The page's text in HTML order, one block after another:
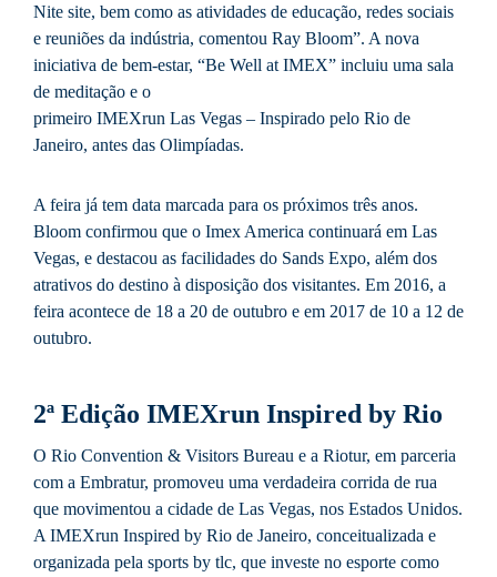
Nite site, bem como as atividades de educação, redes sociais
e reuniões da indústria, comentou Ray Bloom”. A nova
iniciativa de bem-estar, “Be Well at IMEX” incluiu uma sala
de meditação e o
primeiro IMEXrun Las Vegas – Inspirado pelo Rio de
Janeiro, antes das Olimpíadas.
A feira já tem data marcada para os próximos três anos.
Bloom confirmou que o Imex America continuará em Las
Vegas, e destacou as facilidades do Sands Expo, além dos
atrativos do destino à disposição dos visitantes. Em 2016, a
feira acontece de 18 a 20 de outubro e em 2017 de 10 a 12 de
outubro.
2ª Edição IMEXrun Inspired by Rio
O Rio Convention & Visitors Bureau e a Riotur, em parceria
com a Embratur, promoveu uma verdadeira corrida de rua
que movimentou a cidade de Las Vegas, nos Estados Unidos.
A IMEXrun Inspired by Rio de Janeiro, conceitualizada e
organizada pela sports by tlc, que investe no esporte como